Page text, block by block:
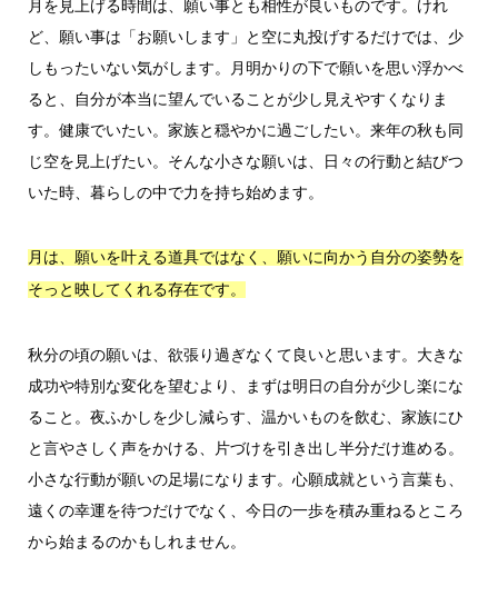
月を見上げる時間は、願い事とも相性が良いものです。けれ
ど、願い事は「お願いします」と空に丸投げするだけでは、少
しもったいない気がします。月明かりの下で願いを思い浮かべ
ると、自分が本当に望んでいることが少し見えやすくなりま
す。健康でいたい。家族と穏やかに過ごしたい。来年の秋も同
じ空を見上げたい。そんな小さな願いは、日々の行動と結びつ
いた時、暮らしの中で力を持ち始めます。
月は、願いを叶える道具ではなく、願いに向かう自分の姿勢を
そっと映してくれる存在です。
秋分の頃の願いは、欲張り過ぎなくて良いと思います。大きな
成功や特別な変化を望むより、まずは明日の自分が少し楽にな
ること。夜ふかしを少し減らす、温かいものを飲む、家族にひ
と言やさしく声をかける、片づけを引き出し半分だけ進める。
小さな行動が願いの足場になります。心願成就という言葉も、
遠くの幸運を待つだけでなく、今日の一歩を積み重ねるところ
から始まるのかもしれません。